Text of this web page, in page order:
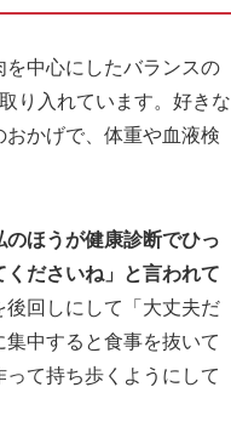
中心にしたバランスの
り入れています。好きな
かげで、体重や血液検
ほうが健康診断でひっ
ださいね」と言われて
回しにして「大丈夫だ
中すると食事を抜いて
て持ち歩くようにして